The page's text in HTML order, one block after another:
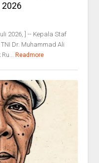
2026
2026, ] -- Kepala Staf
Dr. Muhammad Ali
Readmore